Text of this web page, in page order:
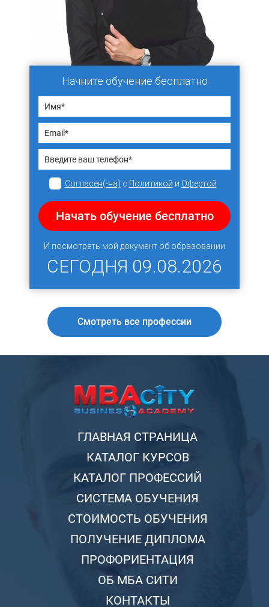
Начните обучение бесплатно
Согласен(-на) с Политикой и Офертой
Начать обучение бесплатно
И посмотреть мой документ об образовании
СЕГОДНЯ 09.08.2026
Смотреть все профессии
ГЛАВНАЯ СТРАНИЦА
КАТАЛОГ КУРСОВ
КАТАЛОГ ПРОФЕССИЙ
СИСТЕМА ОБУЧЕНИЯ
СТОИМОСТЬ ОБУЧЕНИЯ
ПОЛУЧЕНИЕ ДИПЛОМА
ПРОФОРИЕНТАЦИЯ
ОБ МБА СИТИ
КОНТАКТЫ